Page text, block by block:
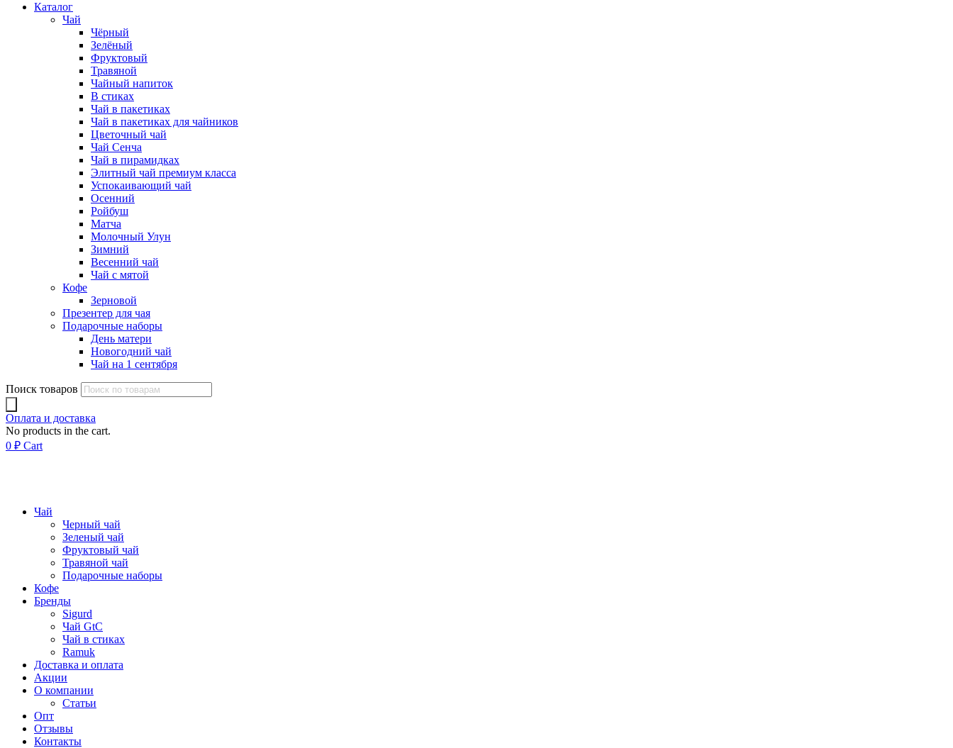
Каталог
Чай
Чёрный
Зелёный
Фруктовый
Травяной
Чайный напиток
В стиках
Чай в пакетиках
Чай в пакетиках для чайников
Цветочный чай
Чай Сенча
Чай в пирамидках
Элитный чай премиум класса
Успокаивающий чай
Осенний
Ройбуш
Матча
Молочный Улун
Зимний
Весенний чай
Чай с мятой
Кофе
Зерновой
Презентер для чая
Подарочные наборы
День матери
Новогодний чай
Чай на 1 сентября
Поиск товаров
Оплата и доставка
No products in the cart.
0 ₽ Cart
Чай
Черный чай
Зеленый чай
Фруктовый чай
Травяной чай
Подарочные наборы
Кофе
Бренды
Sigurd
Чай GtC
Чай в стиках
Ramuk
Доставка и оплата
Акции
О компании
Статьи
Опт
Отзывы
Контакты